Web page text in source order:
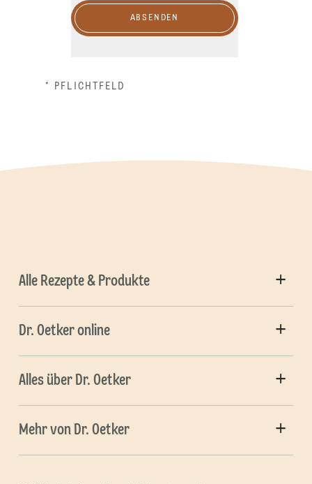
ABSENDEN
* PFLICHTFELD
Alle Rezepte & Produkte
Dr. Oetker online
Alles über Dr. Oetker
Mehr von Dr. Oetker